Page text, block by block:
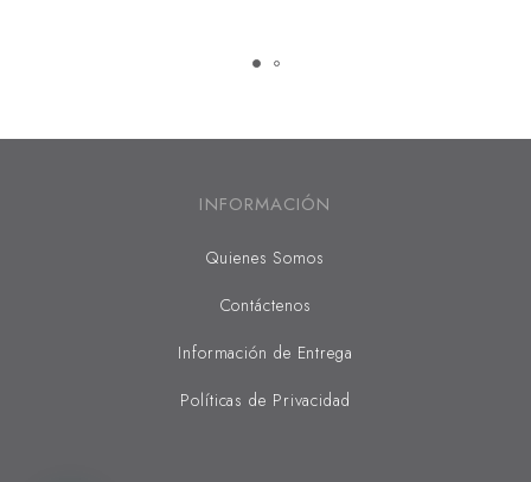
INFORMACIÓN
Quienes Somos
Contáctenos
Información de Entrega
Políticas de Privacidad